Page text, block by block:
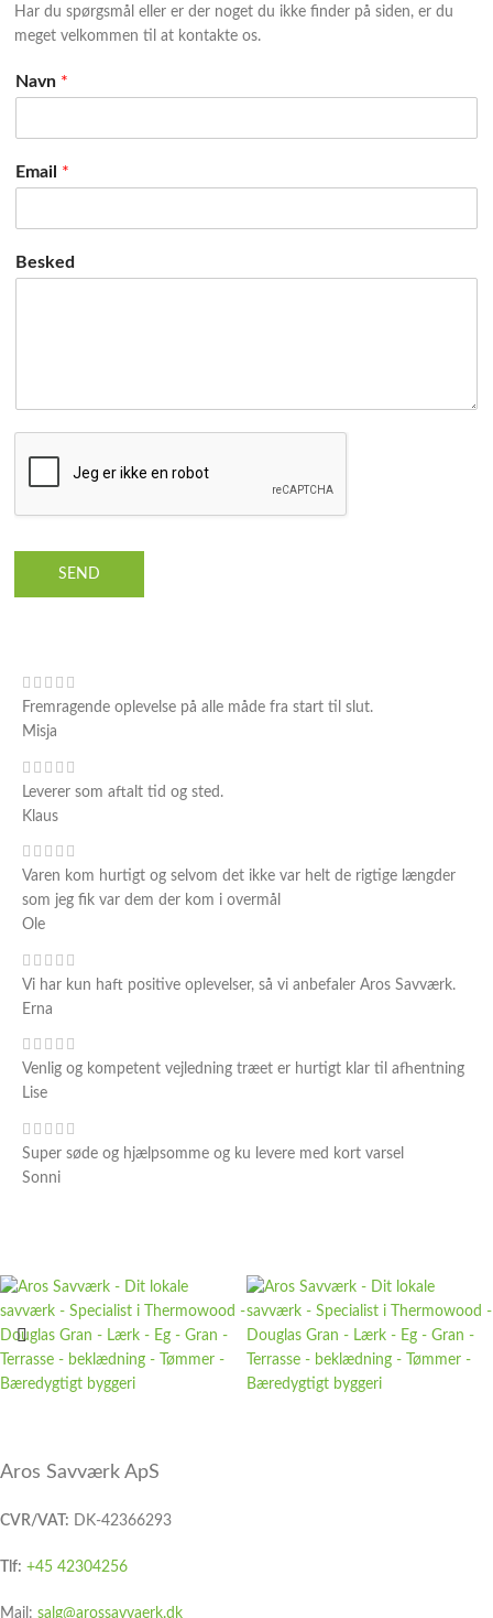
Har du spørgsmål eller er der noget du ikke finder på siden, er du
meget velkommen til at kontakte os.
Navn *
Email *
Besked
SEND
Fremragende oplevelse på alle måde fra start til slut.
Misja
Leverer som aftalt tid og sted.
Klaus
Varen kom hurtigt og selvom det ikke var helt de rigtige længder
som jeg fik var dem der kom i overmål
Ole
Vi har kun haft positive oplevelser, så vi anbefaler Aros Savværk.
Erna
Venlig og kompetent vejledning træet er hurtigt klar til afhentning
Lise
Super søde og hjælpsomme og ku levere med kort varsel
Sonni
Aros Savværk ApS
CVR/VAT: DK-42366293
Tlf: +45 42304256
Mail: salg@arossavvaerk.dk